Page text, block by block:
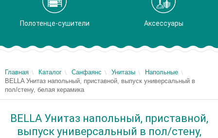
Полотенце-сушители Аксессуары
Главная Каталог Санфаянс Унитазы
Напольные
BELLA Унитаз напольный, приставной, выпуск универсальный в
пол/стену, белая керамика
BELLA Унитаз напольный, приставной,
выпуск универсальный в пол/стену,